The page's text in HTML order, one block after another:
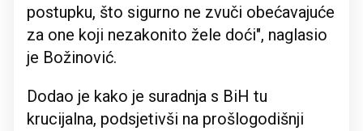
postupku, što sigurno ne zvuči obećavajuće
za one koji nezakonito žele doći", naglasio
je Božinović.
Dodao je kako je suradnja s BiH tu
krucijalna, podsjetivši na prošlogodišnji